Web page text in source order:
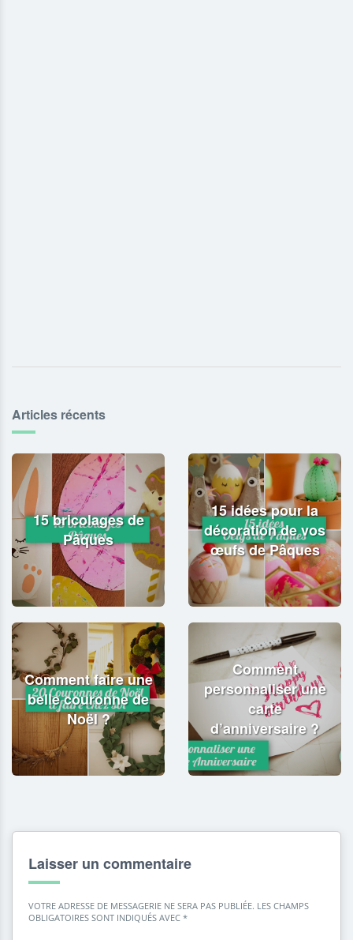
Articles récents
15 bricolages de
Pâques
15 idées pour la
décoration de vos
œufs de Pâques
Comment faire une
belle couronne de
Noël ?
Comment
personnaliser une
carte
d’anniversaire ?
Laisser un commentaire
VOTRE ADRESSE DE MESSAGERIE NE SERA PAS PUBLIÉE. LES CHAMPS
OBLIGATOIRES SONT INDIQUÉS AVEC *